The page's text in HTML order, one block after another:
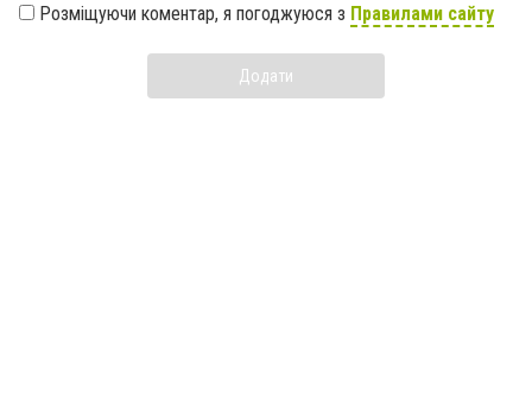
Розміщуючи коментар, я погоджуюся з Правилами сайту
Додати